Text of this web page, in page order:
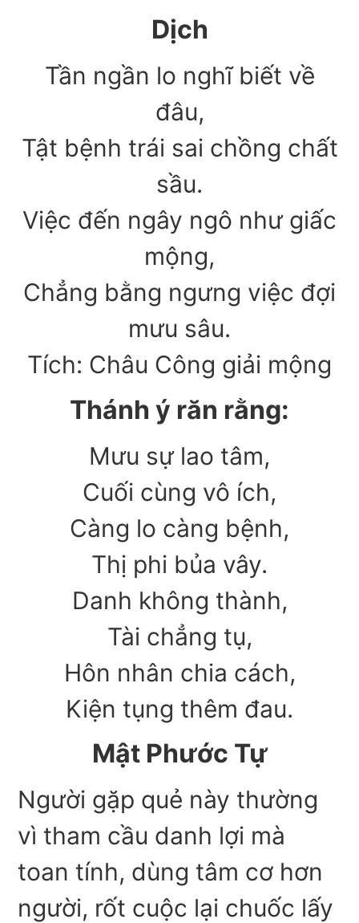
Dịch
Tần ngần lo nghĩ biết về
đâu,
Tật bệnh trái sai chồng chất
sầu.
Việc đến ngây ngô như giấc
mộng,
Chẳng bằng ngưng việc đợi
mưu sâu.
Tích: Châu Công giải mộng
Thánh ý răn rằng:
Mưu sự lao tâm,
Cuối cùng vô ích,
Càng lo càng bệnh,
Thị phi bủa vây.
Danh không thành,
Tài chẳng tụ,
Hôn nhân chia cách,
Kiện tụng thêm đau.
Mật Phước Tự
Người gặp quẻ này thường
vì tham cầu danh lợi mà
toan tính, dùng tâm cơ hơn
người, rốt cuộc lại chuốc lấy